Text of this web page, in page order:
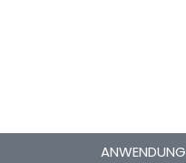
ANWENDUNG